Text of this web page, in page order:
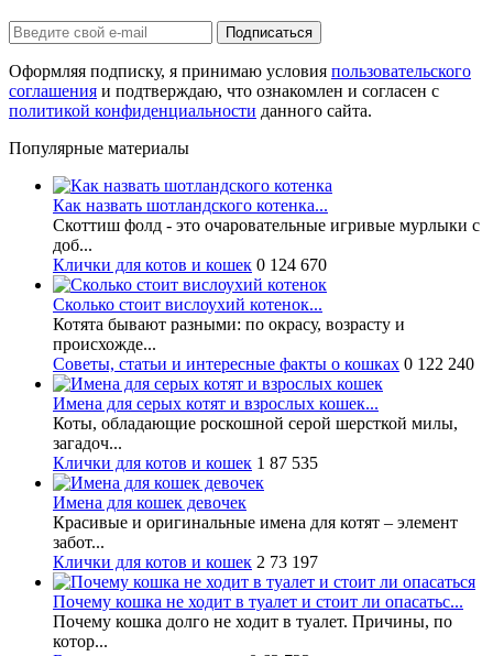
Оформляя подписку, я принимаю условия пользовательского
соглашения и подтверждаю, что ознакомлен и согласен с
политикой конфиденциальности данного сайта.
Популярные материалы
Как назвать шотландского котенка...
Скоттиш фолд - это очаровательные игривые мурлыки с
доб...
Клички для котов и кошек 0 124 670
Сколько стоит вислоухий котенок...
Котята бывают разными: по окрасу, возрасту и
происхожде...
Советы, статьи и интересные факты о кошках 0 122 240
Имена для серых котят и взрослых кошек...
Коты, обладающие роскошной серой шерсткой милы,
загадоч...
Клички для котов и кошек 1 87 535
Имена для кошек девочек
Красивые и оригинальные имена для котят – элемент
забот...
Клички для котов и кошек 2 73 197
Почему кошка не ходит в туалет и стоит ли опасатьс...
Почему кошка долго не ходит в туалет. Причины, по
котор...